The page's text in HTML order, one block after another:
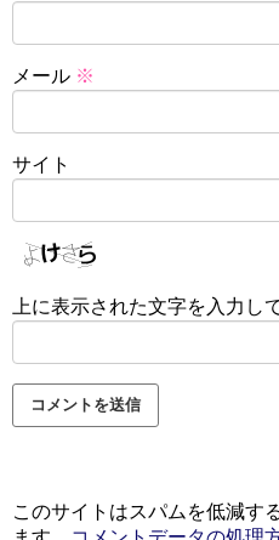
メール ※
サイト
上に表示された文字を入力し
このサイトはスパムを低減す